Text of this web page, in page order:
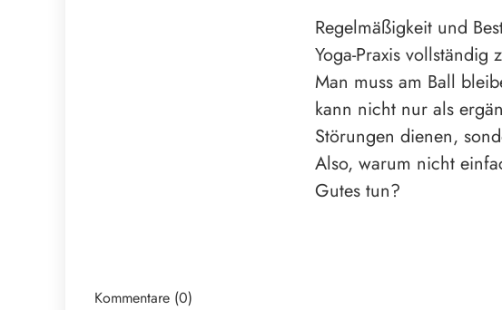
Regelmäßigkeit und
Yoga-Praxis
Man muss am Ball
kann nicht nur als
Störungen dienen,
Also, warum nicht
Gutes tun?
Kommentare (0)